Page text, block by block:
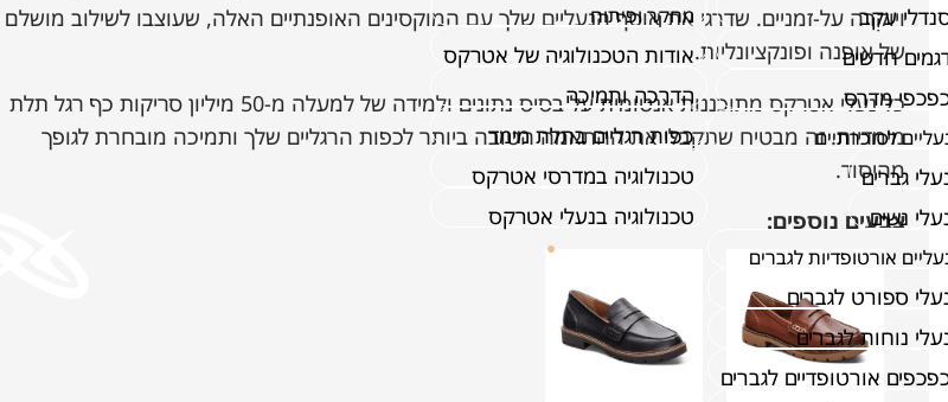
עקב
חדשים
מדרס
לסוכרתיים
גברים
נשים
אורטופדיות לגברים
ספורט לגברים
נוחות לגברים
אורטופדיים לגברים
מחקר ופיתוח
אודות הטכנולוגיה של אטרקס
הדרכה ותמיכה
כפות רגליים בתלת מימד
טכנולוגיה במדרסי אטרקס
טכנולוגיה בנעלי אטרקס
ויוקרה על-זמניים. שדרגי את אוסף הנעליים שלך עם המוקסינים האופנתיים האלה, שעוצבו לשילוב מושלם
של אופנה ופונקציונליות.
כל נעלי אטרקס מתוכננות אנטומית על בסיס נתונים ולמידה של למעלה מ-50 מיליון סריקות כף רגל תלת
מימדיות. זה מבטיח שתקבלי את ההתאמה הטובה ביותר לכפות הרגליים שלך ותמיכה מובחרת לגופך
מהיסוד.
צבעים נוספים: